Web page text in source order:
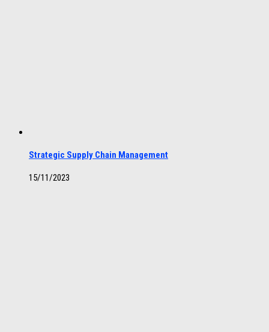
Strategic Supply Chain Management
15/11/2023